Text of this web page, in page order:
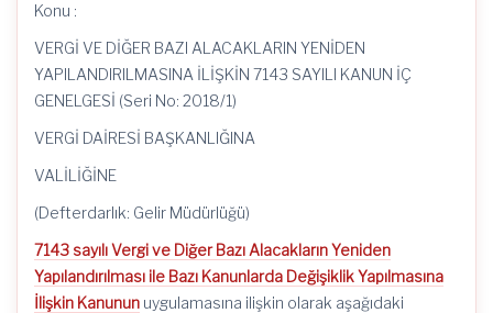
Konu :
VERGİ VE DİĞER BAZI ALACAKLARIN YENİDEN
YAPILANDIRILMASINA İLİŞKİN 7143 SAYILI KANUN İÇ
GENELGESİ (Seri No: 2018/1)
VERGİ DAİRESİ BAŞKANLIĞINA
VALİLİĞİNE
(Defterdarlık: Gelir Müdürlüğü)
7143 sayılı Vergi ve Diğer Bazı Alacakların Yeniden
Yapılandırılması ile Bazı Kanunlarda Değişiklik Yapılmasına
İlişkin Kanunun uygulamasına ilişkin olarak aşağıdaki